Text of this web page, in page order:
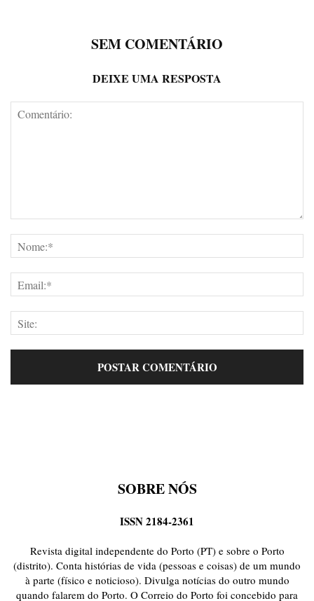
SEM COMENTÁRIO
DEIXE UMA RESPOSTA
SOBRE NÓS
ISSN 2184-2361
Revista digital independente do Porto (PT) e sobre o Porto
(distrito). Conta histórias de vida (pessoas e coisas) de um mundo
à parte (físico e noticioso). Divulga notícias do outro mundo
quando falarem do Porto. O Correio do Porto foi concebido para